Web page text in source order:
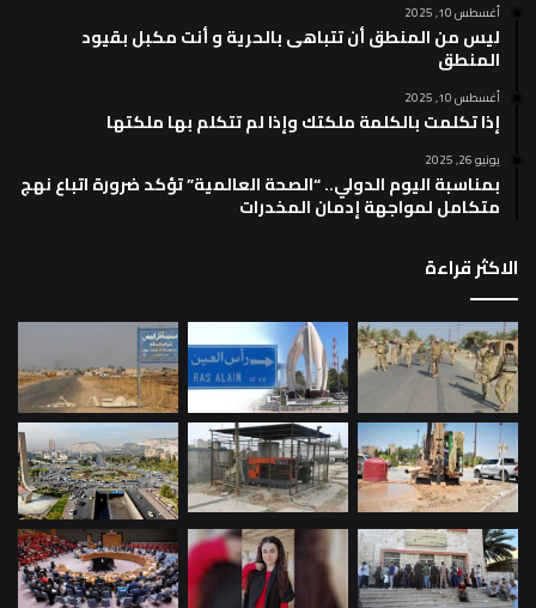
أغسطس 10, 2025
ليس من المنطق أن تتباهى بالحرية و أنت مكبل بقيود
المنطق
أغسطس 10, 2025
إذا تكلمت بالكلمة ملكتك وإذا لم تتكلم بها ملكتها
يونيو 26, 2025
بمناسبة اليوم الدولي.. “الصحة العالمية” تؤكد ضرورة اتباع نهج
متكامل لمواجهة إدمان المخدرات
الاكثر قراءة